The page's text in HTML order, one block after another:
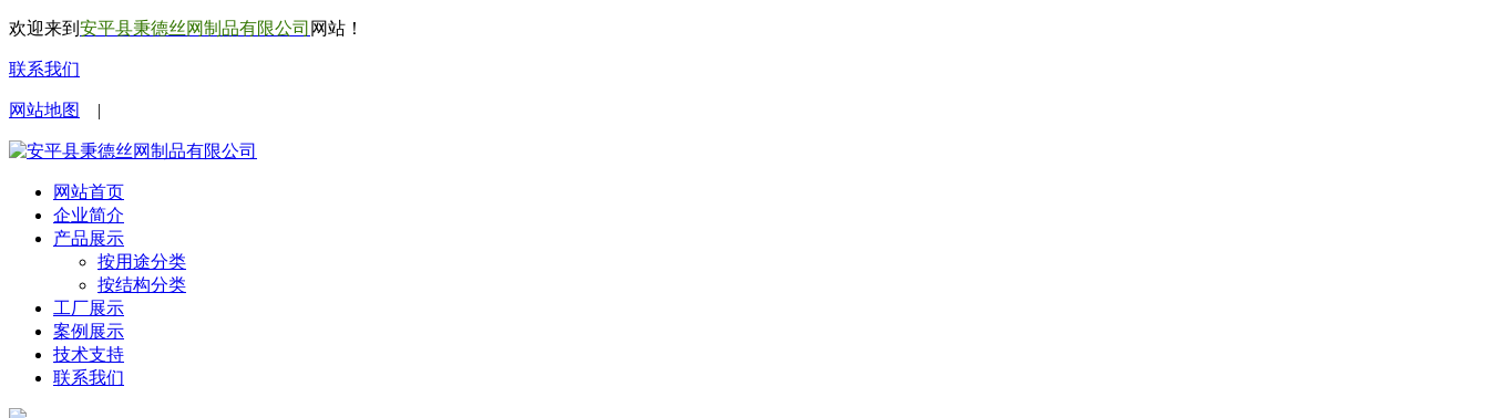
欢迎来到 安平县秉德丝网制品有限公司 网站！
联系我们
网站地图 |
网站首页
企业简介
产品展示
按用途分类
按结构分类
工厂展示
案例展示
技术支持
联系我们